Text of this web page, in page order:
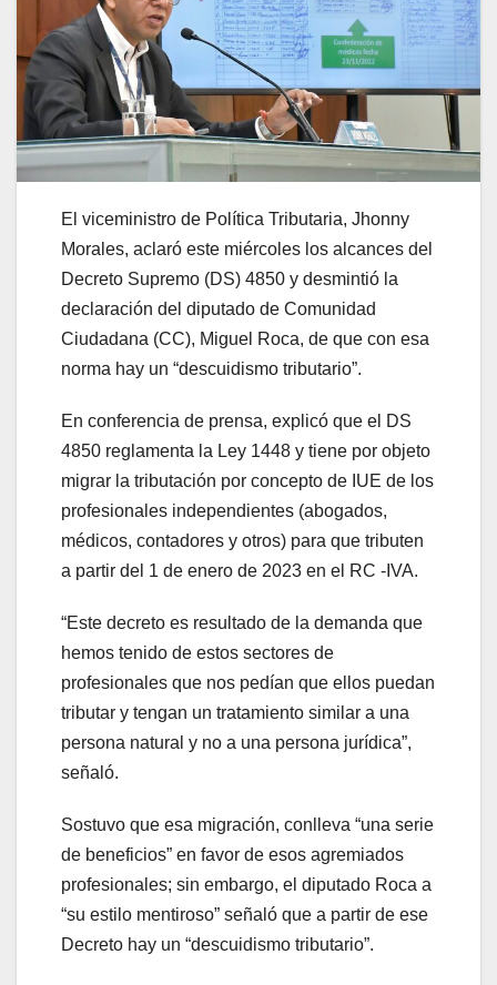
El viceministro de Política Tributaria, Jhonny
Morales, aclaró este miércoles los alcances del
Decreto Supremo (DS) 4850 y desmintió la
declaración del diputado de Comunidad
Ciudadana (CC), Miguel Roca, de que con esa
norma hay un “descuidismo tributario”.
En conferencia de prensa, explicó que el DS
4850 reglamenta la Ley 1448 y tiene por objeto
migrar la tributación por concepto de IUE de los
profesionales independientes (abogados,
médicos, contadores y otros) para que tributen
a partir del 1 de enero de 2023 en el RC -IVA.
“Este decreto es resultado de la demanda que
hemos tenido de estos sectores de
profesionales que nos pedían que ellos puedan
tributar y tengan un tratamiento similar a una
persona natural y no a una persona jurídica”,
señaló.
Sostuvo que esa migración, conlleva “una serie
de beneficios” en favor de esos agremiados
profesionales; sin embargo, el diputado Roca a
“su estilo mentiroso” señaló que a partir de ese
Decreto hay un “descuidismo tributario”.